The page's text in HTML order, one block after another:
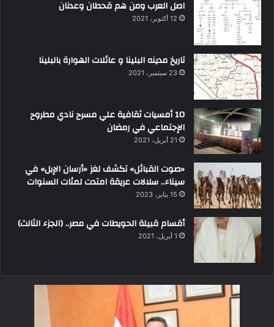
اصل العرب ومن هم قحطان وعدنان
12 أكتوبر، 2021
تاريخ مدينه البلينا و عائلات الهوارة بالبلينا
23 سبتمبر، 2021
10 أمسيات ثقافية علي مسرح نادي مطروح
الإجتماعي في رمضان
21 أبريل، 2021
«صوت القبائل» تكشف لغز «أرسان الإبل» في
سيناء.. سلالات عريقة امتدت لمئات السنوات
15 يناير، 2023
أقسام قبيلة الحويطات في مصر.. (الجزء الثالث)
1 أبريل، 2021